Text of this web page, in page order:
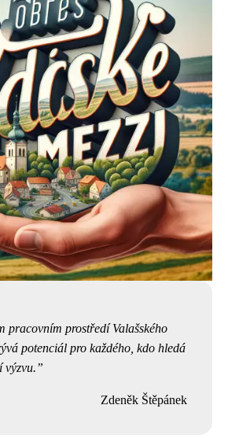
pracovním prostředí Valašského
potenciál pro každého, kdo hledá
výzvu.
Zdeněk Štěpánek